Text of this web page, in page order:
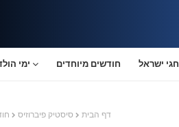
ימי חודשים מיוחדים חגי ישראל
דף הבית סיסטיק פיברוזיס